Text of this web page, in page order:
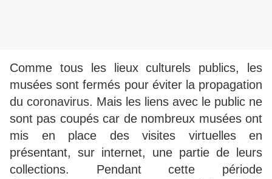
Comme tous les lieux culturels publics, les
musées sont fermés pour éviter la propagation
du coronavirus. Mais les liens avec le public ne
sont pas coupés car de nombreux musées ont
mis en place des visites virtuelles en
présentant, sur internet, une partie de leurs
collections. Pendant cette période